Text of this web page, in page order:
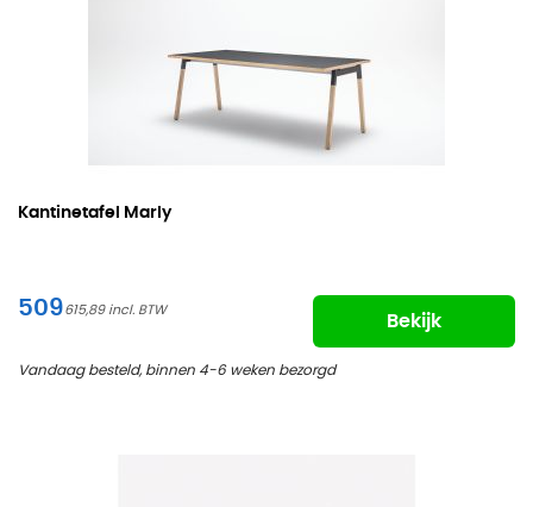
Kantinetafel Marly
509615,89
Bekijk
Vandaag besteld, binnen 4-6 weken bezorgd